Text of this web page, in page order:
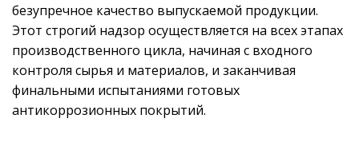
безупречное качество выпускаемой продукции.
Этот строгий надзор осуществляется на всех этапах
производственного цикла, начиная с входного
контроля сырья и материалов, и заканчивая
финальными испытаниями готовых
антикоррозионных покрытий.